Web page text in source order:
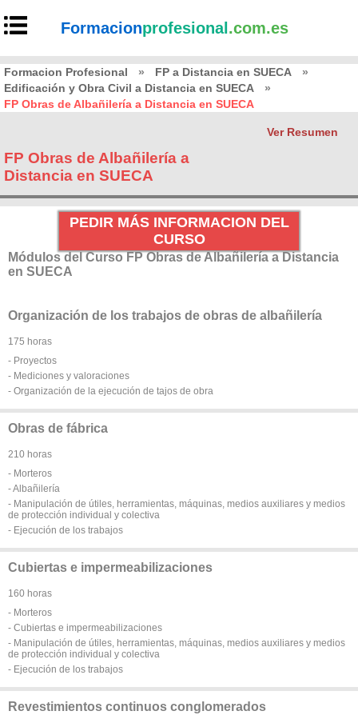
Formacionprofesional .com.es
Formacion Profesional » FP a Distancia en SUECA
»
Edificación y Obra Civil a Distancia en SUECA
»
FP Obras de Albañilería a Distancia en SUECA
Ver Resumen
FP Obras de Albañilería a
Distancia en SUECA
PEDIR MÁS INFORMACION DEL
CURSO
Módulos del Curso FP Obras de Albañilería a Distancia
en SUECA
Organización de los trabajos de obras de albañilería
175 horas
- Proyectos
- Mediciones y valoraciones
- Organización de la ejecución de tajos de obra
Obras de fábrica
210 horas
- Morteros
- Albañilería
- Manipulación de útiles, herramientas, máquinas, medios auxiliares y medios
de protección individual y colectiva
- Ejecución de los trabajos
Cubiertas e impermeabilizaciones
160 horas
- Morteros
- Cubiertas e impermeabilizaciones
- Manipulación de útiles, herramientas, máquinas, medios auxiliares y medios
de protección individual y colectiva
- Ejecución de los trabajos
Revestimientos continuos conglomerados